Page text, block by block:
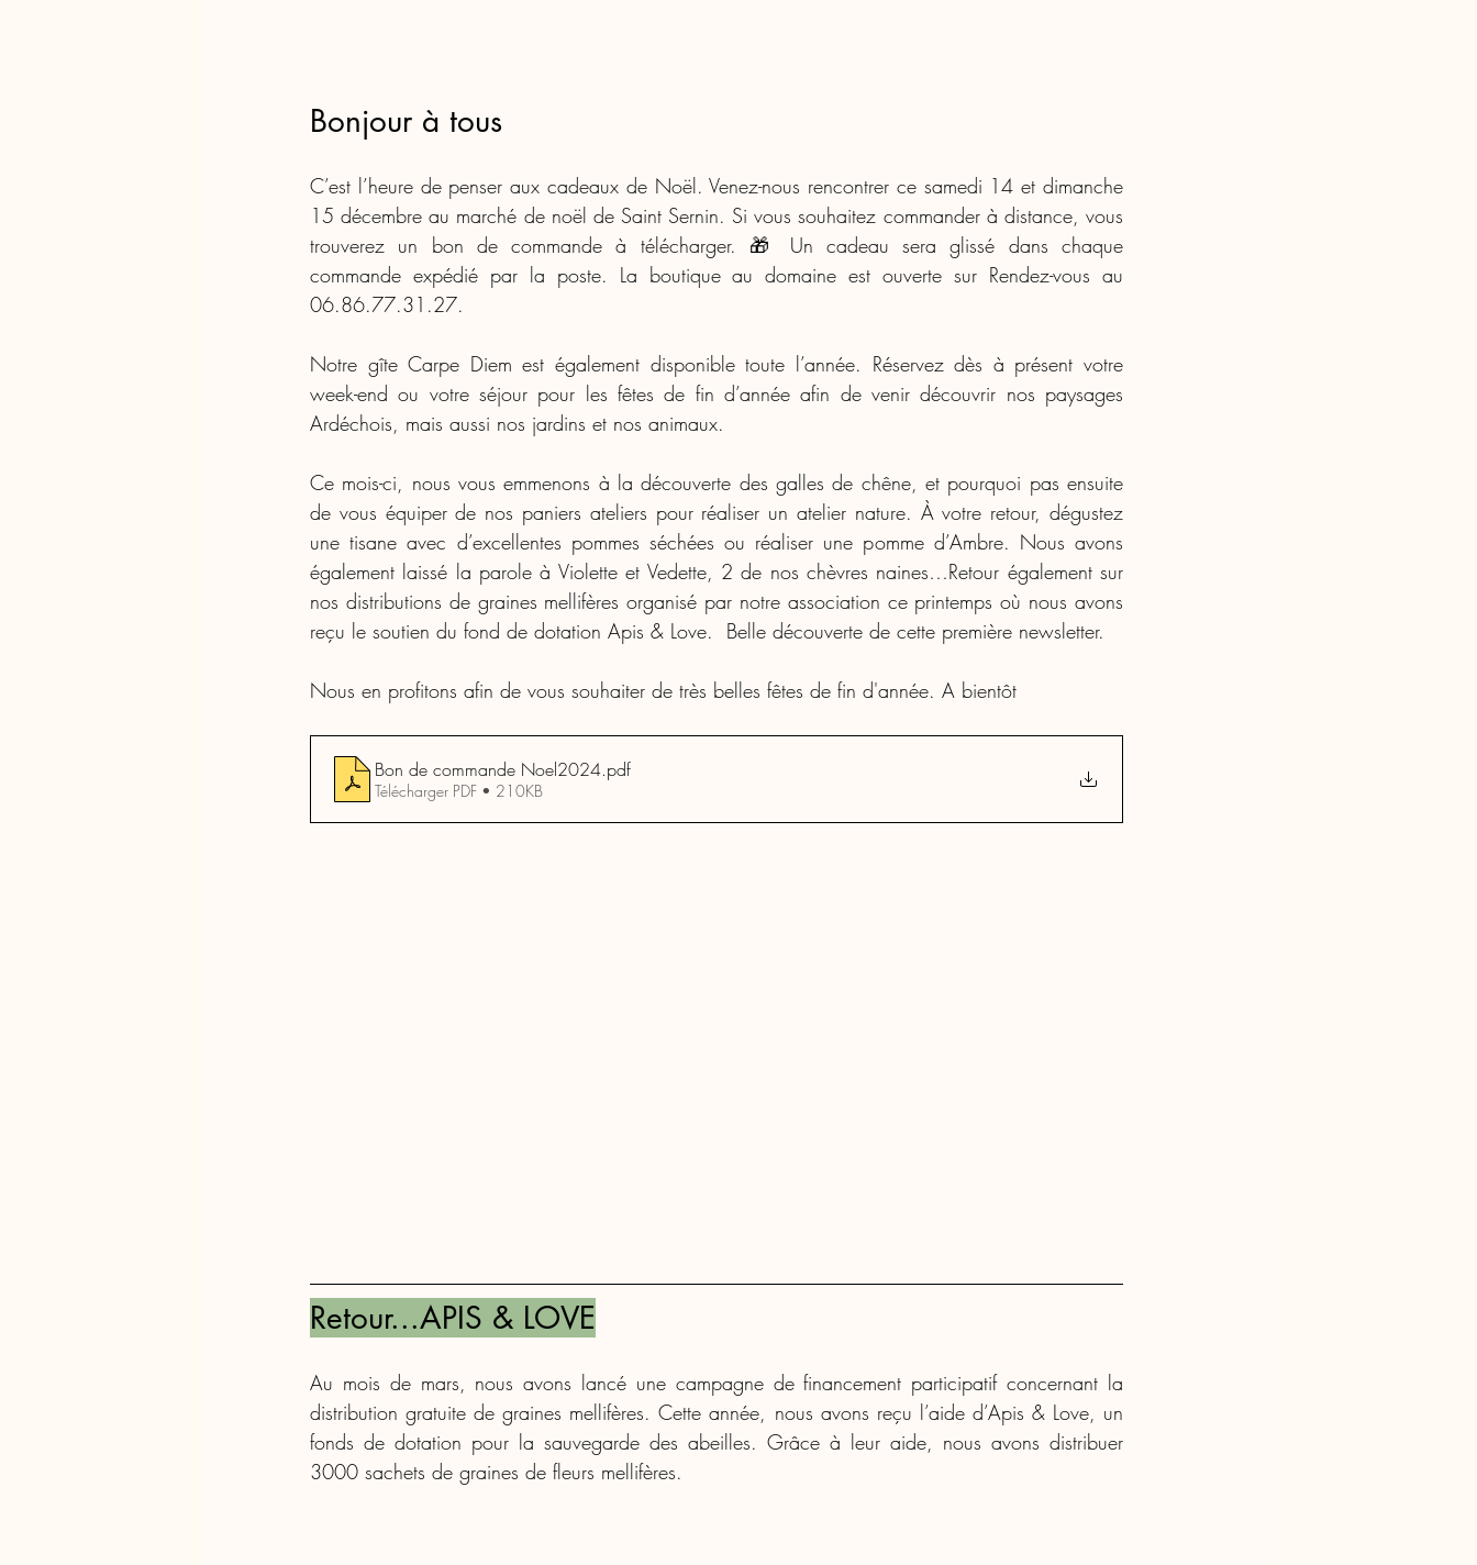
Bonjour à tous
C’est l’heure de penser aux cadeaux de Noël. Venez-nous rencontrer ce samedi 14 et dimanche
15 décembre au marché de noël de Saint Sernin. Si vous souhaitez commander à distance, vous
trouverez un bon de commande à télécharger. 🎁 Un cadeau sera glissé dans chaque
commande expédié par la poste. La boutique au domaine est ouverte sur Rendez-vous au
06.86.77.31.27.
Notre gîte Carpe Diem est également disponible toute l’année. Réservez dès à présent votre
week-end ou votre séjour pour les fêtes de fin d’année afin de venir découvrir nos paysages
Ardéchois, mais aussi nos jardins et nos animaux.
Ce mois-ci, nous vous emmenons à la découverte des galles de chêne, et pourquoi pas ensuite
de vous équiper de nos paniers ateliers pour réaliser un atelier nature. À votre retour, dégustez
une tisane avec d’excellentes pommes séchées ou réaliser une pomme d’Ambre. Nous avons
également laissé la parole à Violette et Vedette, 2 de nos chèvres naines…Retour également sur
nos distributions de graines mellifères organisé par notre association ce printemps où nous avons
reçu le soutien du fond de dotation Apis & Love.  Belle découverte de cette première newsletter.
Nous en profitons afin de vous souhaiter de très belles fêtes de fin d'année. A bientôt
Bon de commande Noel2024.pdf
Télécharger PDF • 210KB
Retour...APIS & LOVE
Au mois de mars, nous avons lancé une campagne de financement participatif concernant la
distribution gratuite de graines mellifères. Cette année, nous avons reçu l’aide d’Apis & Love, un
fonds de dotation pour la sauvegarde des abeilles. Grâce à leur aide, nous avons distribuer
3000 sachets de graines de fleurs mellifères.